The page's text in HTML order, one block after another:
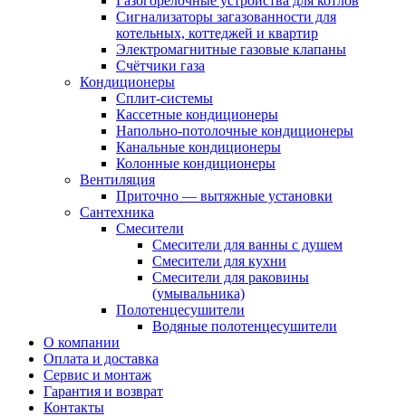
Сигнализаторы загазованности для
котельных, коттеджей и квартир
Электромагнитные газовые клапаны
Счётчики газа
Кондиционеры
Сплит-системы
Кассетные кондиционеры
Напольно-потолочные кондиционеры
Канальные кондиционеры
Колонные кондиционеры
Вентиляция
Приточно — вытяжные установки
Сантехника
Смесители
Смесители для ванны с душем
Смесители для кухни
Смесители для раковины
(умывальника)
Полотенцесушители
Водяные полотенцесушители
О компании
Оплата и доставка
Сервис и монтаж
Гарантия и возврат
Контакты